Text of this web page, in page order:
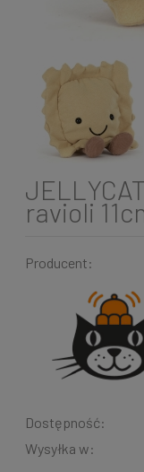
ravioli
Producent:
Dostępność:
Wysyłka w: